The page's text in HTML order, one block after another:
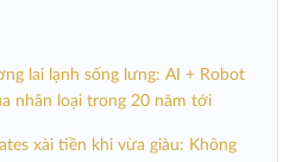
lai lạnh sống lưng: AI + Robot
nhân loại trong 20 năm tới
xài tiền khi vừa giàu: Không